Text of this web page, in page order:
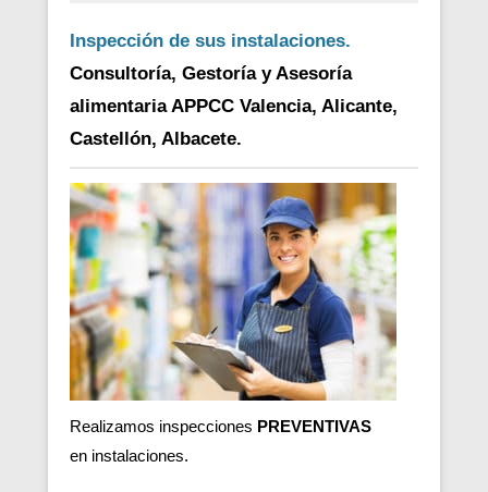
Inspección de sus instalaciones.
Consultoría, Gestoría y Asesoría
alimentaria APPCC Valencia, Alicante,
Castellón, Albacete.
Realizamos inspecciones PREVENTIVAS
en instalaciones.